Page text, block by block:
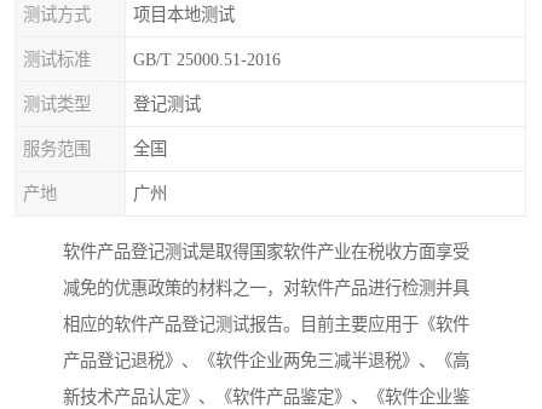
测试方式 项目本地测试
测试标准 GB/T 25000.51-2016
测试类型 登记测试
服务范围 全国
产地 广州
软件产品登记测试是取得国家软件产业在税收方面享受
减免的优惠政策的材料之一，对软件产品进行检测并具
相应的软件产品登记测试报告。目前主要应用于《软件
产品登记退税》、《软件企业两免三减半退税》、《高
新技术产品认定》、《软件产品鉴定》、《软件企业鉴